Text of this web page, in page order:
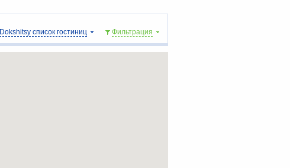
Фильтрация
Dokshitsy список гостиниц